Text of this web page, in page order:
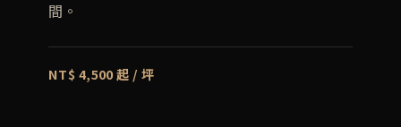
間。
NT$ 4,500 起 / 坪